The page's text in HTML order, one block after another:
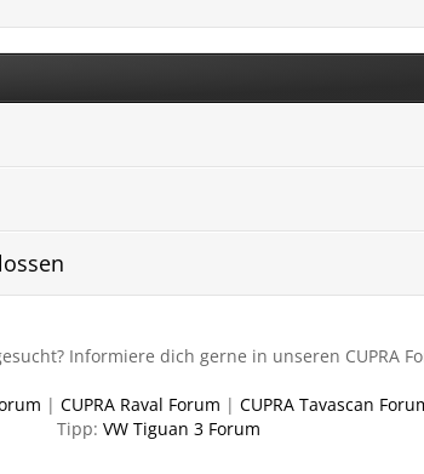
Informiere dich gerne in unseren CUPRA
| CUPRA Raval Forum | CUPRA Tavascan
Tipp: VW Tiguan 3 Forum